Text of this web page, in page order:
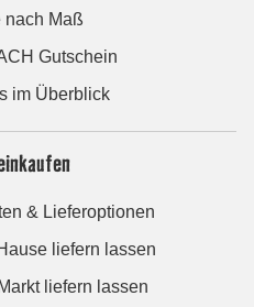
nach Maß
Gutschein
im Überblick
& Lieferoptionen
liefern lassen
liefern lassen